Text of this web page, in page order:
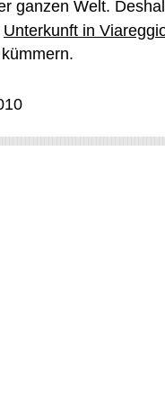
ganzen Welt.
Unterkunft in